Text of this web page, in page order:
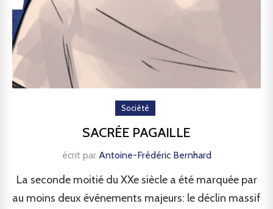
Société
SACRÉE PAGAILLE
écrit par Antoine-Frédéric Bernhard
La seconde moitié du XXe siècle a été marquée par
au moins deux événements majeurs: le déclin massif